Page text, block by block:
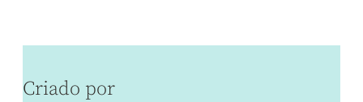
Criado por